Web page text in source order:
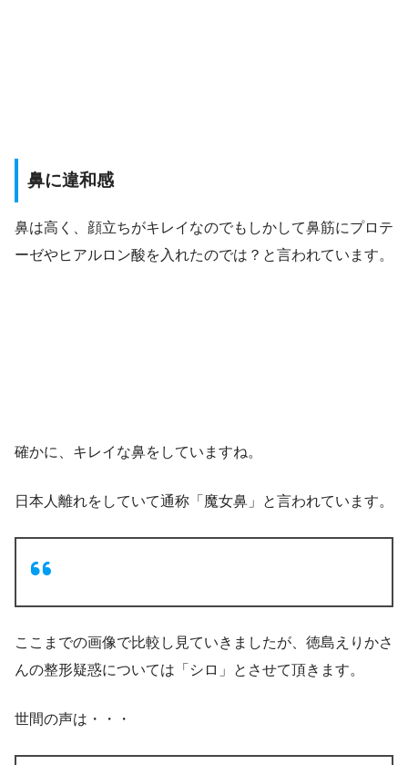
鼻に違和感
鼻は高く、顔立ちがキレイなのでもしかして鼻筋にプロテ
ーゼやヒアルロン酸を入れたのでは？と言われています。
確かに、キレイな鼻をしていますね。
日本人離れをしていて通称「魔女鼻」と言われています。
ここまでの画像で比較し見ていきましたが、徳島えりかさ
んの整形疑惑については「シロ」とさせて頂きます。
世間の声は・・・